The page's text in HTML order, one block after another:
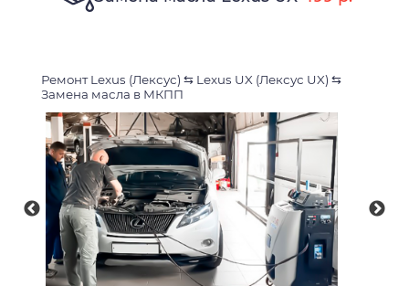
Ремонт Lexus (Лексус) ⇆ Lexus UX (Лексус UX) ⇆
Замена масла в МКПП